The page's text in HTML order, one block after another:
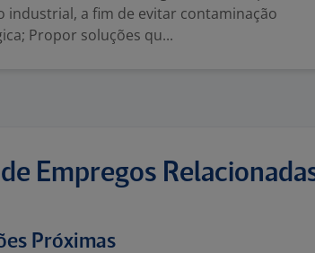
industrial, a fim de evitar contaminação
Propor soluções qu...
Empregos
Próximas